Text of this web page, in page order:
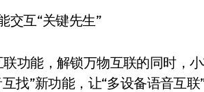
互“关键先生”
功能，解锁万物互联的同时，
找”新功能，让“多设备语音互